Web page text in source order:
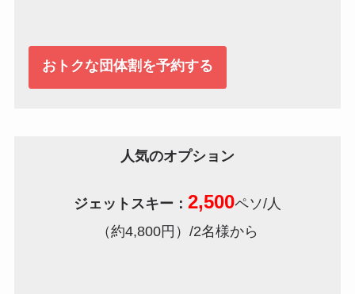
おトクな団体割を予約する
人気のオプション
ジェットスキー： 2,500ペソ/人
（約4,800円）/2名様から